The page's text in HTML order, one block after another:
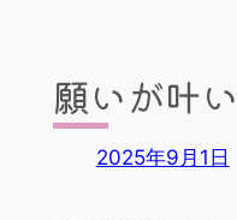
願いが叶
2025年9月1日